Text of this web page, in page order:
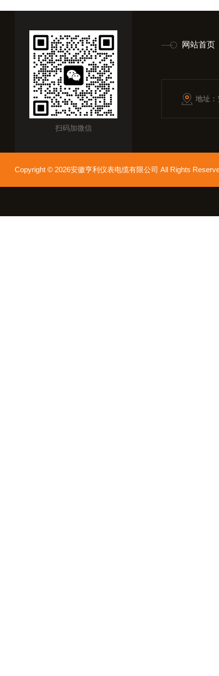
扫码加微信
网站首页
地址
Copyright © 2026安徽亨利仪表电缆有限公司 All Rights